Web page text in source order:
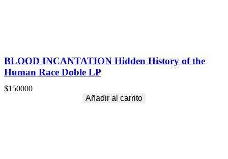
BLOOD INCANTATION Hidden History of the
Human Race Doble LP
$150000
Añadir al carrito